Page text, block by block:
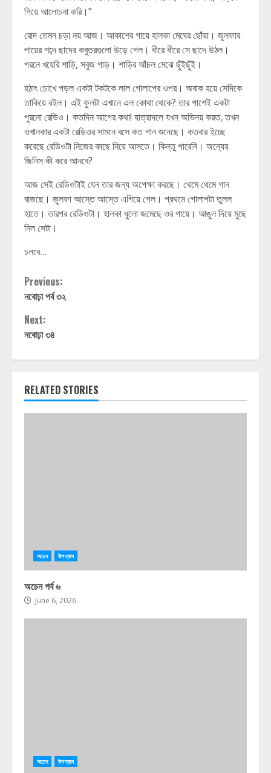
গিয়ে আলোচনা করি।”
রোদ তেমন চড়া নয় আজ। আকাশের গায়ে হালকা মেঘের ছোঁয়া। জুলফার
পায়ের শব্দে ছাদের কবুতরগুলো উড়ে গেল। ধীরে ধীরে সে ছাদে উঠল।
পরনে খয়েরি শাড়ি, সবুজ পাড়। শাড়ির আঁচল মেঝে ছুঁইছুঁই।
হঠাৎ চোখে পড়ল একটা টকটকে লাল গোলাপের ওপর। অবাক হয়ে সেদিকে
তাকিয়ে রইল। এই ফুলটা এখানে এল কোথা থেকে? তার পাশেই একটা
পুরনো রেডিও। কতদিন আগের কথা! যাত্রাদলে যখন অভিনয় করত, তখন
ওখানকার একটা রেডিওর সামনে বসে কত গান শুনেছে। কতবার ইচ্ছে
করেছে রেডিওটা নিজের কাছে নিয়ে আসতে। কিন্তু পারেনি। অন্যের
জিনিস কী করে আনবে?
আজ সেই রেডিওটাই যেন তার জন্য অপেক্ষা করছে। থেমে থেমে গান
বাজছে। জুলফা আস্তে আস্তে এগিয়ে গেল। প্রথমে গোলাপটা তুলল
হাতে। তারপর রেডিওটা। হালকা ধুলো জমেছে ওর গায়ে। আঙুল দিয়ে মুছে
নিল সেটা।
চলবে…
Continue
Reading
Previous:
নবোঢ়া পর্ব ৩২
Next:
নবোঢ়া ৩৪
RELATED STORIES
অচেন উপন্যাস
অচেন পর্ব ৬
June 6, 2026
অচেন উপন্যাস